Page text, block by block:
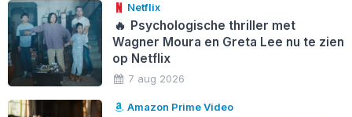
Netflix
🔥 Psychologische thriller met
Wagner Moura en Greta Lee nu te zien
op Netflix
7 aug 2026
Amazon Prime Video